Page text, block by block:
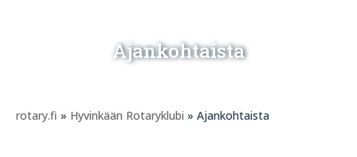
Ajankohtaista
rotary.fi » Hyvinkään Rotaryklubi » Ajankohtaista